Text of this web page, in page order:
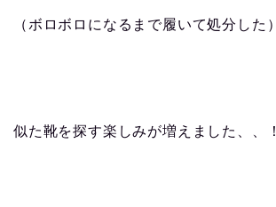
（ボロボロになるまで履いて処分した）
似た靴を探す楽しみが増えました、、！